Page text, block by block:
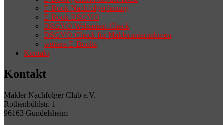
E-Book Nachfolgeplanung
E-Book DSGVO
DSGVO Webseiten-Check
DSGVO-Check für Maklerunternehmen
weitere E-Books
Kontakt
Kontakt
Makler Nachfolger Club e.V.
Rothenbühlstr. 1
96163 Gundelsheim